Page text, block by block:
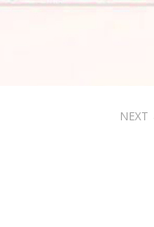
NEXT